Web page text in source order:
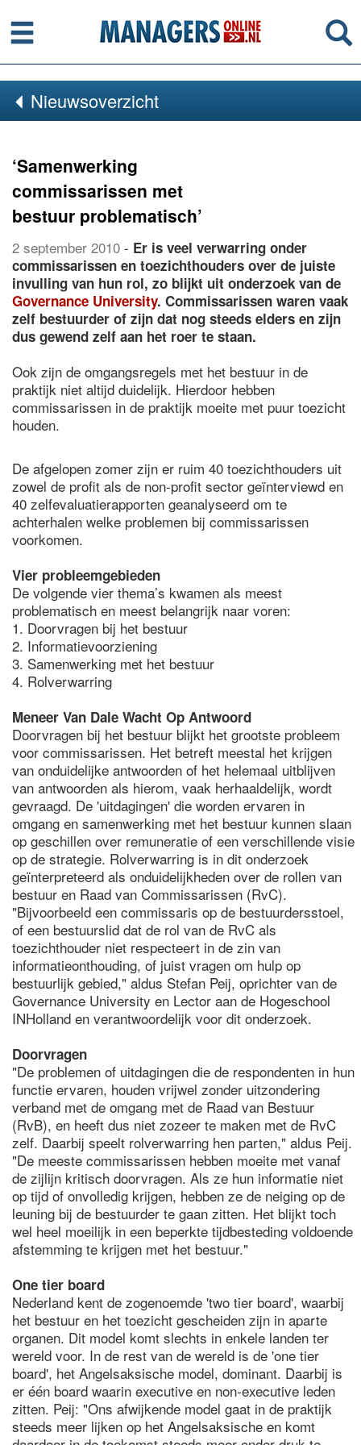
Menu
Nieuwsoverzicht
‘Samenwerking
commissarissen met
bestuur problematisch’
2 september 2010 - Er is veel verwarring onder
commissarissen en toezichthouders over de juiste
invulling van hun rol, zo blijkt uit onderzoek van de
Governance University. Commissarissen waren vaak
zelf bestuurder of zijn dat nog steeds elders en zijn
dus gewend zelf aan het roer te staan.
Ook zijn de omgangsregels met het bestuur in de
praktijk niet altijd duidelijk. Hierdoor hebben
commissarissen in de praktijk moeite met puur toezicht
houden.
De afgelopen zomer zijn er ruim 40 toezichthouders uit
zowel de profit als de non-profit sector geïnterviewd en
40 zelfevaluatierapporten geanalyseerd om te
achterhalen welke problemen bij commissarissen
voorkomen.
Vier probleemgebieden
De volgende vier thema’s kwamen als meest
problematisch en meest belangrijk naar voren:
1. Doorvragen bij het bestuur
2. Informatievoorziening
3. Samenwerking met het bestuur
4. Rolverwarring
Meneer Van Dale Wacht Op Antwoord
Doorvragen bij het bestuur blijkt het grootste probleem
voor commissarissen. Het betreft meestal het krijgen
van onduidelijke antwoorden of het helemaal uitblijven
van antwoorden als hierom, vaak herhaaldelijk, wordt
gevraagd. De 'uitdagingen' die worden ervaren in
omgang en samenwerking met het bestuur kunnen slaan
op geschillen over remuneratie of een verschillende visie
op de strategie. Rolverwarring is in dit onderzoek
geïnterpreteerd als onduidelijkheden over de rollen van
bestuur en Raad van Commissarissen (RvC).
"Bijvoorbeeld een commissaris op de bestuurdersstoel,
of een bestuurslid dat de rol van de RvC als
toezichthouder niet respecteert in de zin van
informatieonthouding, of juist vragen om hulp op
bestuurlijk gebied," aldus Stefan Peij, oprichter van de
Governance University en Lector aan de Hogeschool
INHolland en verantwoordelijk voor dit onderzoek.
Doorvragen
"De problemen of uitdagingen die de respondenten in hun
functie ervaren, houden vrijwel zonder uitzondering
verband met de omgang met de Raad van Bestuur
(RvB), en heeft dus niet zozeer te maken met de RvC
zelf. Daarbij speelt rolverwarring hen parten," aldus Peij.
"De meeste commissarissen hebben moeite met vanaf
de zijlijn kritisch doorvragen. Als ze hun informatie niet
op tijd of onvolledig krijgen, hebben ze de neiging op de
leuning bij de bestuurder te gaan zitten. Het blijkt toch
wel heel moeilijk in een beperkte tijdbesteding voldoende
afstemming te krijgen met het bestuur."
One tier board
Nederland kent de zogenoemde 'two tier board', waarbij
het bestuur en het toezicht gescheiden zijn in aparte
organen. Dit model komt slechts in enkele landen ter
wereld voor. In de rest van de wereld is de 'one tier
board', het Angelsaksische model, dominant. Daarbij is
er één board waarin executive en non-executive leden
zitten. Peij: "Ons afwijkende model gaat in de praktijk
steeds meer lijken op het Angelsaksische en komt